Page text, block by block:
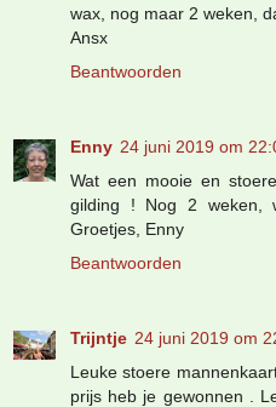
wax, nog maar 2 weken,
Ansx
Beantwoorden
Enny 24 juni 2019 om
Wat een mooie en
gilding ! Nog 2 weken,
Groetjes, Enny
Beantwoorden
Trijntje 24 juni 2019 om
Leuke stoere
prijs heb je gewonnen .